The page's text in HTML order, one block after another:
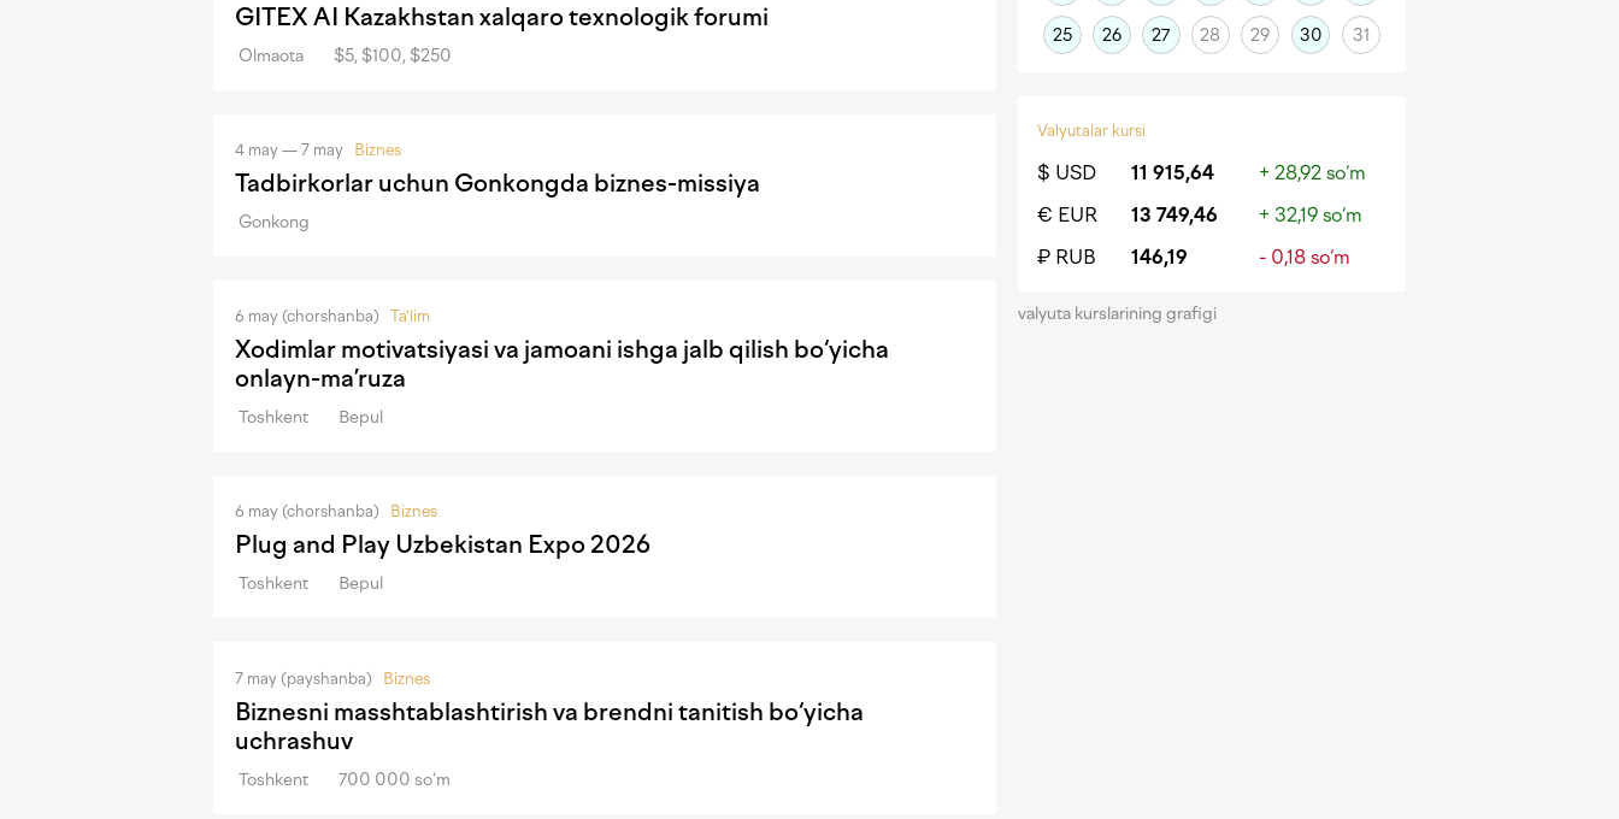
GITEX AI Kazakhstan xalqaro texnologik forumi
Olmaota $5, $100, $250
4 may — 7 may Biznes
Tadbirkorlar uchun Gonkongda biznes-missiya
Gonkong
6 may (chorshanba) Ta'lim
Xodimlar motivatsiyasi va jamoani ishga jalb qilish bo‘yicha
onlayn-ma’ruza
Toshkent Bepul
6 may (chorshanba) Biznes
Plug and Play Uzbekistan Expo 2026
Toshkent Bepul
7 may (payshanba) Biznes
Biznesni masshtablashtirish va brendni tanitish bo‘yicha
uchrashuv
Toshkent 700 000 so‘m
25 26 27 28 29 30 31
Valyutalar kursi
$ USD 11 915,64
+ 28,92 so‘m
€ EUR
13 749,46
+ 32,19 so‘m
₽ RUB
146,19 - 0,18 so‘m
valyuta kurslarining grafigi